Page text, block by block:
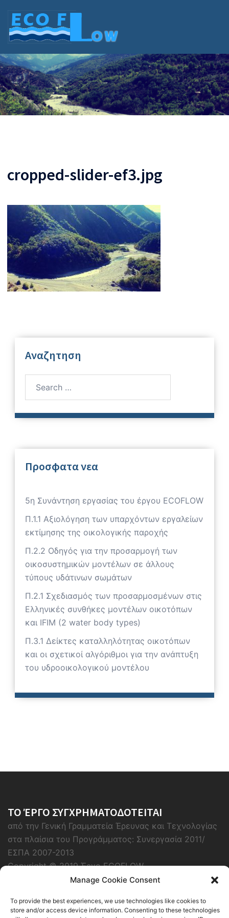
Manage Cookie Consent
To provide the best experiences, we use technologies like cookies to
store and/or access device information. Consenting to these technologies
content
cropped-slider-ef3.jpg
Αναζητηση
Προσφατα νεα
5η Συνάντηση εργασίας του έργου ECOFLOW
Π.1.1 Αξιολόγηση των υπαρχόντων εργαλείων
εκτίμησης της οικολογικής παροχής
Π.2.2 Οδηγός για την προσαρμογή των
οικοσυστημικών μοντέλων σε άλλους
τύπους υδάτινων σωμάτων
Π.2.1 Σχεδιασμός των προσαρμοσμένων στις
Ελληνικές συνθήκες μοντέλων οικοτόπων
και IFIM (2 water body types)
Π.3.1 Δείκτες καταλληλότητας οικοτόπων
και οι σχετικοί αλγόριθμοι για την ανάπτυξη
του υδροοικολογικού μοντέλου
ΤΟ ΈΡΓΟ ΣΥΓΧΡΗΜΑΤΟΔΟΤΕΙΤΑΙ
από την Γενική Γραμματεία Έρευνας και Τεχνολογίας
στα πλαίσια του Προγράμματος: Συνεργασία 2011/
ΕΣΠΑ 2007-2013
Copyright © 2019 Έργο ECOFLOW